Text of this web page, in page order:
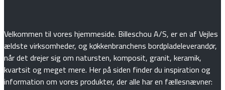
Velkommen til vores hjemmeside. Billeschou A/S, er en af Vejles
ældste virksomheder, og køkkenbranchens bordpladeleverandør,
når det drejer sig om natursten, komposit, granit, keramik,
kvartsit og meget mere. Her på siden finder du inspiration og
information om vores produkter, der alle har en fællesnævner: